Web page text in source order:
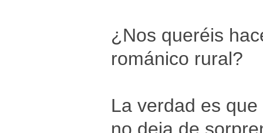
¿Nos queréis
románico rural?
La verdad es